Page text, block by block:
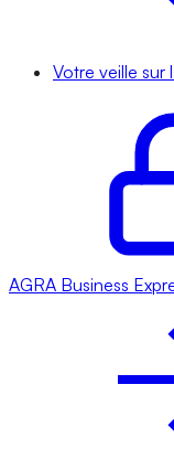
Votre veille
AGRA Business